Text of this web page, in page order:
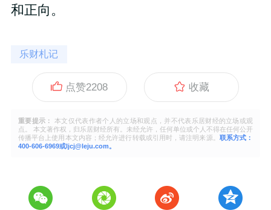
和正向。
乐财札记
点赞2208 收藏
重要提示：
本文仅代表作者个人的立场和观点，并不代表乐居财经的立场或观
点。 本文著作权，归乐居财经所有。未经允许，任何单位或个人不得在任何公开
传播平台上使用本文内容；经允许进行转载或引用时，请注明来源。 联系方式：
400-606-6969或ljcj@leju.com。